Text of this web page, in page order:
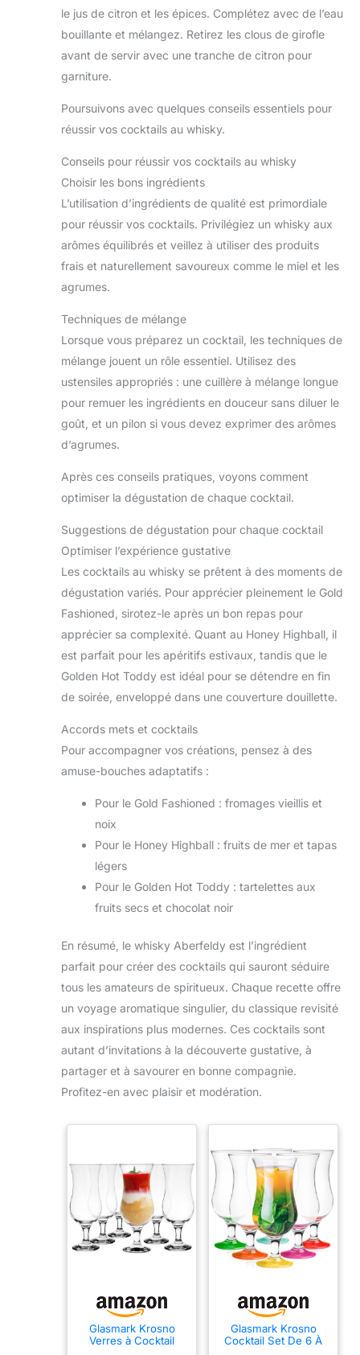
le jus de citron et les épices. Complétez avec de l’eau
bouillante et mélangez. Retirez les clous de girofle
avant de servir avec une tranche de citron pour
garniture.
Poursuivons avec quelques conseils essentiels pour
réussir vos cocktails au whisky.
Conseils pour réussir vos cocktails au whisky
Choisir les bons ingrédients
L’utilisation d’ingrédients de qualité est primordiale
pour réussir vos cocktails. Privilégiez un whisky aux
arômes équilibrés et veillez à utiliser des produits
frais et naturellement savoureux comme le miel et les
agrumes.
Techniques de mélange
Lorsque vous préparez un cocktail, les techniques de
mélange jouent un rôle essentiel. Utilisez des
ustensiles appropriés : une cuillère à mélange longue
pour remuer les ingrédients en douceur sans diluer le
goût, et un pilon si vous devez exprimer des arômes
d’agrumes.
Après ces conseils pratiques, voyons comment
optimiser la dégustation de chaque cocktail.
Suggestions de dégustation pour chaque cocktail
Optimiser l’expérience gustative
Les cocktails au whisky se prêtent à des moments de
dégustation variés. Pour apprécier pleinement le Gold
Fashioned, sirotez-le après un bon repas pour
apprécier sa complexité. Quant au Honey Highball, il
est parfait pour les apéritifs estivaux, tandis que le
Golden Hot Toddy est idéal pour se détendre en fin
de soirée, enveloppé dans une couverture douillette.
Accords mets et cocktails
Pour accompagner vos créations, pensez à des
amuse-bouches adaptatifs :
Pour le Gold Fashioned : fromages vieillis et
noix
Pour le Honey Highball : fruits de mer et tapas
légers
Pour le Golden Hot Toddy : tartelettes aux
fruits secs et chocolat noir
En résumé, le whisky Aberfeldy est l’ingrédient
parfait pour créer des cocktails qui sauront séduire
tous les amateurs de spiritueux. Chaque recette offre
un voyage aromatique singulier, du classique revisité
aux inspirations plus modernes. Ces cocktails sont
autant d’invitations à la découverte gustative, à
partager et à savourer en bonne compagnie.
Profitez-en avec plaisir et modération.
Glasmark Krosno
Verres à Cocktail
Glasmark Krosno
Cocktail Set De 6 À